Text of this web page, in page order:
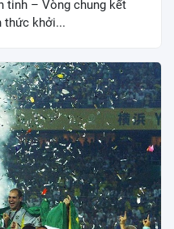
tinh – Vòng chung kết
thức khởi...